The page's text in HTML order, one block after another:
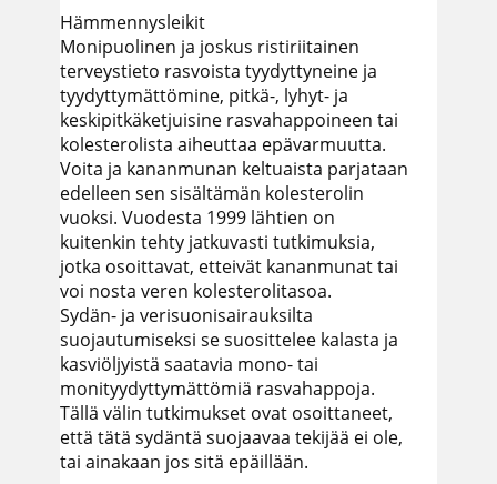
Hämmennysleikit
Monipuolinen ja joskus ristiriitainen
terveystieto rasvoista tyydyttyneine ja
tyydyttymättömine, pitkä-, lyhyt- ja
keskipitkäketjuisine rasvahappoineen tai
kolesterolista aiheuttaa epävarmuutta.
Voita ja kananmunan keltuaista parjataan
edelleen sen sisältämän kolesterolin
vuoksi. Vuodesta 1999 lähtien on
kuitenkin tehty jatkuvasti tutkimuksia,
jotka osoittavat, etteivät kananmunat tai
voi nosta veren kolesterolitasoa.
Sydän- ja verisuonisairauksilta
suojautumiseksi se suosittelee kalasta ja
kasviöljyistä saatavia mono- tai
monityydyttymättömiä rasvahappoja.
Tällä välin tutkimukset ovat osoittaneet,
että tätä sydäntä suojaavaa tekijää ei ole,
tai ainakaan jos sitä epäillään.